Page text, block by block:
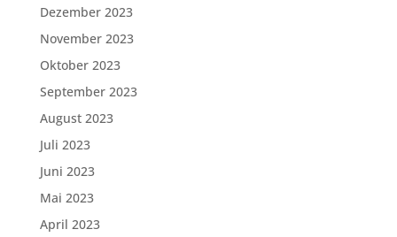
Dezember 2023
November 2023
Oktober 2023
September 2023
August 2023
Juli 2023
Juni 2023
Mai 2023
April 2023